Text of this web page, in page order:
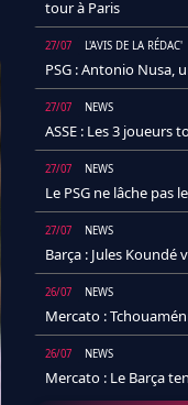
tour à Paris
27/07 L'AVIS DE LA RÉDAC'
PSG : Antonio Nusa,
27/07 NEWS
ASSE : Les 3 joueurs
27/07 NEWS
Le PSG ne lâche pas
27/07 NEWS
Barça : Jules
26/07 NEWS
Mercato :
26/07 NEWS
Mercato : Le Barça